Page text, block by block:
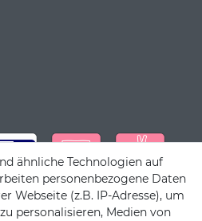
ähnliche Technologien auf
personenbezogene Daten
Webseite (z.B. IP-Adresse), um
personalisieren, Medien von